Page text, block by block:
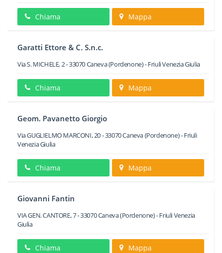
Chiama Mappa
Garatti Ettore & C. S.n.c.
Via S. MICHELE, 2-33070Caneva(Pordenone) -Friuli Venezia Giulia
Chiama Mappa
Geom. Pavanetto Giorgio
Via GUGLIELMO MARCONI, 20-33070Caneva(Pordenone) -Friuli
Venezia Giulia
Chiama Mappa
Giovanni Fantin
VIA GEN. CANTORE, 7-33070Caneva(Pordenone) -Friuli Venezia
Giulia
Chiama Mappa